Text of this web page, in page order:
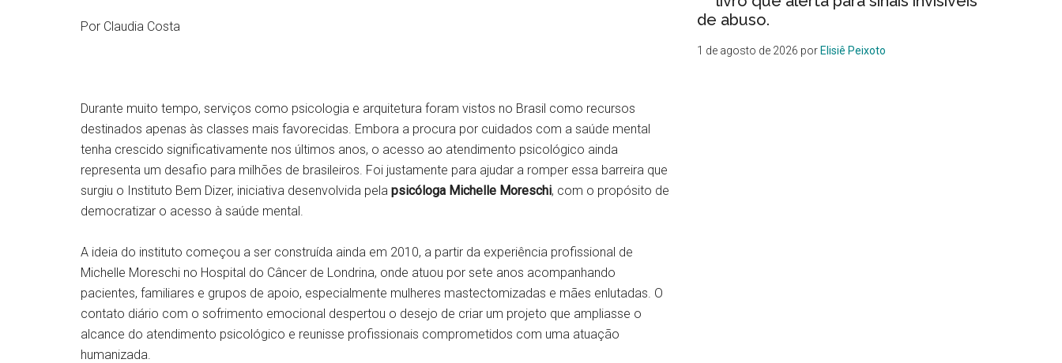
Por Claudia Costa
Durante muito tempo, serviços como psicologia e arquitetura foram vistos no Brasil como recursos
destinados apenas às classes mais favorecidas. Embora a procura por cuidados com a saúde mental
tenha crescido significativamente nos últimos anos, o acesso ao atendimento psicológico ainda
representa um desafio para milhões de brasileiros. Foi justamente para ajudar a romper essa barreira que
surgiu o Instituto Bem Dizer, iniciativa desenvolvida pela psicóloga Michelle Moreschi, com o propósito de
democratizar o acesso à saúde mental.
A ideia do instituto começou a ser construída ainda em 2010, a partir da experiência profissional de
Michelle Moreschi no Hospital do Câncer de Londrina, onde atuou por sete anos acompanhando
pacientes, familiares e grupos de apoio, especialmente mulheres mastectomizadas e mães enlutadas. O
contato diário com o sofrimento emocional despertou o desejo de criar um projeto que ampliasse o
alcance do atendimento psicológico e reunisse profissionais comprometidos com uma atuação
humanizada.
de abuso.
1 de agosto de 2026 por Elisiê Peixoto